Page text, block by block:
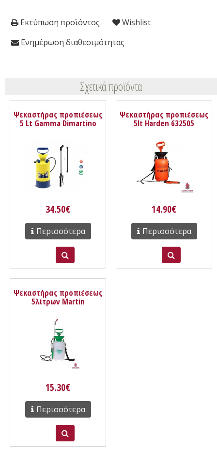
Εκτύπωση προϊόντος
Wishlist
Ενημέρωση διαθεσιμότητας
Σχετικά προϊόντα
Ψεκαστήρας προπιέσεως
5 Lt Gamma Dimartino
34.50€
Περισσότερα
Ψεκαστήρας προπιέσεως
5lt Harden 632505
14.90€
Περισσότερα
Ψεκαστήρας προπιέσεως
5λίτρων Martin
MR.0095010
15.30€
Περισσότερα